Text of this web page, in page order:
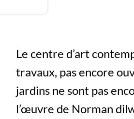
Le centre d’art
travaux, pas encore
jardins ne sont pas
l’œuvre de Norman